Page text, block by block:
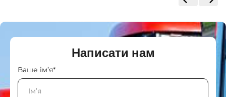
Написати нам
Ваше ім’я*